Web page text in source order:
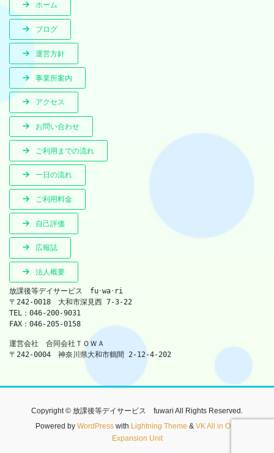
ホーム
ブログ
運営方針
事業所案内
アクセス
お問い合わせ
ご利用までの流れ
一日の流れ
ご利用料金
自己評価
広報誌
法人概要
放課後等デイサービス　fu･wa･ri
〒242-0018　大和市深見西 7-3-22
TEL：046-200-9031
FAX：046-205-0158
運営会社　合同会社ＴＯＷＡ
〒242-0004　神奈川県大和市鶴間 2-12-4-202
Copyright © 放課後等デイサービス fuwari All Rights Reserved.
Powered by WordPresswith Lightning Theme & VK All in One
Expansion Unit